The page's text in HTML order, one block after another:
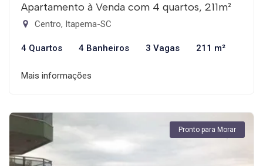
Apartamento à Venda com 4 quartos, 211m²
Centro, Itapema-SC
4 Quartos 4 Banheiros 3 Vagas 211 m²
Mais informações
Pronto para Morar